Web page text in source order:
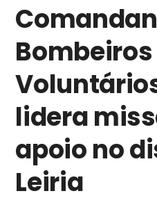
Bombeiros
lidera
apoio no
Leiria